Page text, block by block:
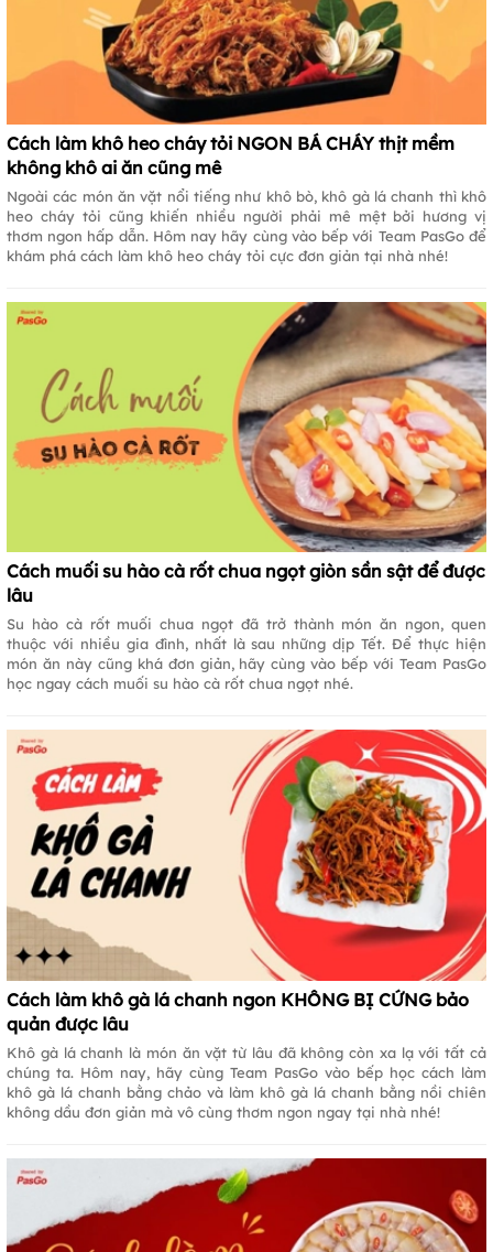
Cách làm khô heo cháy tỏi NGON BÁ CHÁY thịt mềm
không khô ai ăn cũng mê
Ngoài các món ăn vặt nổi tiếng như khô bò, khô gà lá chanh thì khô
heo cháy tỏi cũng khiến nhiều người phải mê mệt bởi hương vị
thơm ngon hấp dẫn. Hôm nay hãy cùng vào bếp với Team PasGo để
khám phá cách làm khô heo cháy tỏi cực đơn giản tại nhà nhé!
Cách muối su hào cà rốt chua ngọt giòn sần sật để được
lâu
Su hào cà rốt muối chua ngọt đã trở thành món ăn ngon, quen
thuộc với nhiều gia đình, nhất là sau những dịp Tết. Để thực hiện
món ăn này cũng khá đơn giản, hãy cùng vào bếp với Team PasGo
học ngay cách muối su hào cà rốt chua ngọt nhé.
Cách làm khô gà lá chanh ngon KHÔNG BỊ CỨNG bảo
quản được lâu
Khô gà lá chanh là món ăn vặt từ lâu đã không còn xa lạ với tất cả
chúng ta. Hôm nay, hãy cùng Team PasGo vào bếp học cách làm
khô gà lá chanh bằng chảo và làm khô gà lá chanh bằng nồi chiên
không dầu đơn giản mà vô cùng thơm ngon ngay tại nhà nhé!